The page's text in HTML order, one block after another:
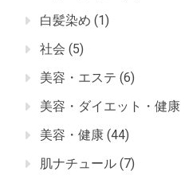
白髪染め (1)
社会 (5)
美容・エステ (6)
美容・ダイエット・健康
美容・健康 (44)
肌ナチュール (7)